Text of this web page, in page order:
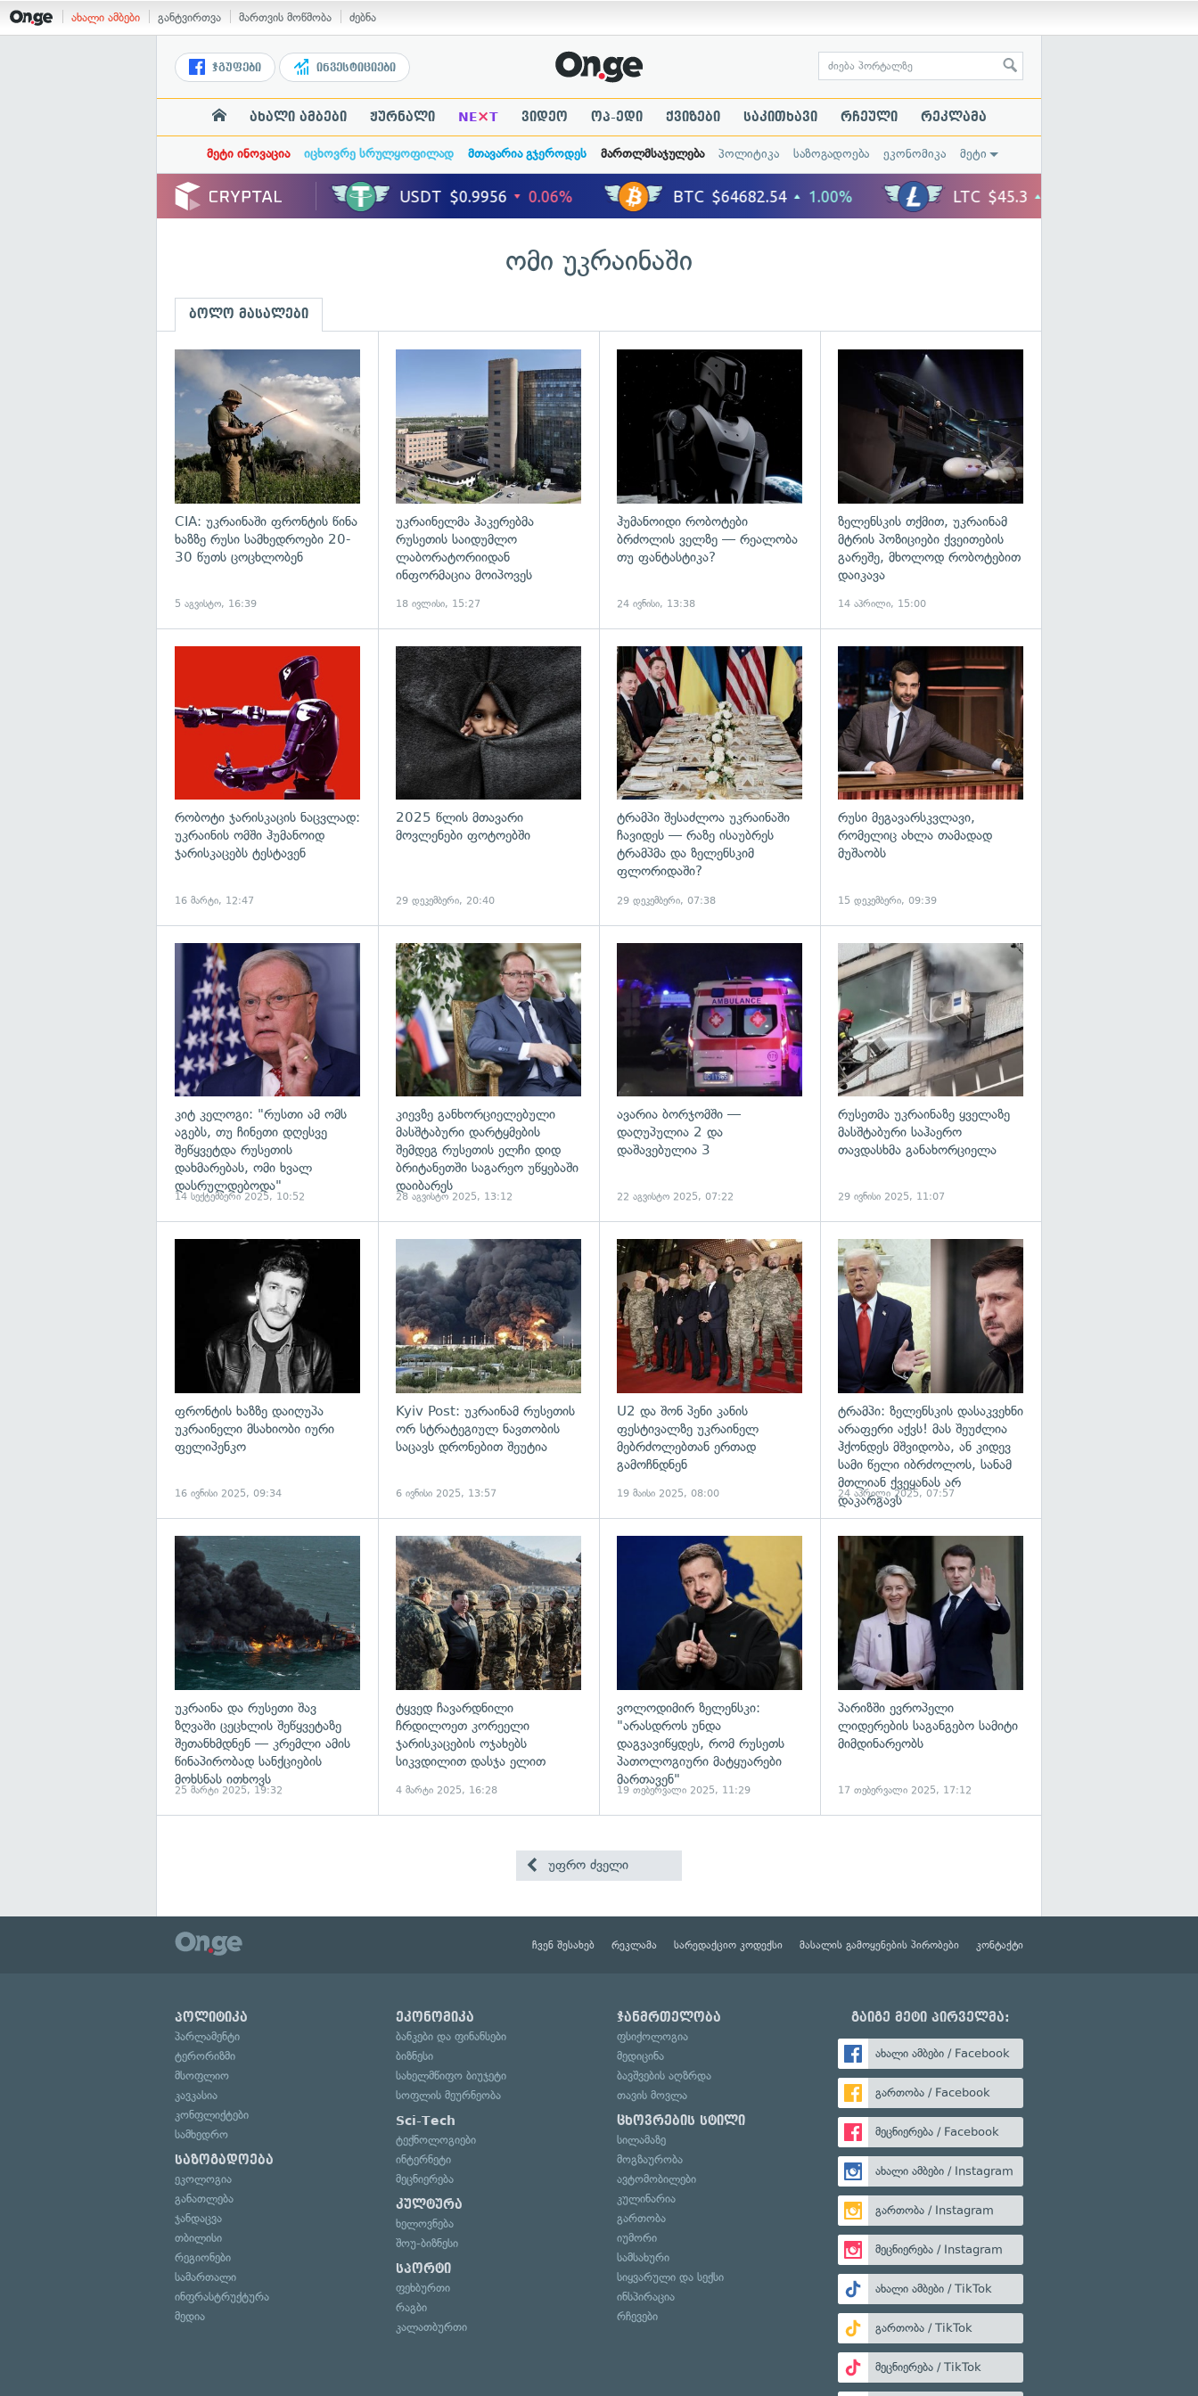
ახალი ამბები განტვირთვა მართვის მოწმობა ძებნა
ჯგუფები ინვესტიციები
ახალი ამბები ჟურნალი NE×T ვიდეო ოპ-ედი ქვიზები საკითხავი რჩეული რეკლამა
მეტი ინოვაცია იცხოვრე სრულყოფილად მთავარია გჯეროდეს მართლმსაჯულება პოლიტიკა საზოგადოება ეკონომიკა მეტი
ომი უკრაინაში
ბოლო მასალები
CIA: უკრაინაში ფრონტის წინა
ხაზზე რუსი სამხედროები 20-
30 წუთს ცოცხლობენ
5 აგვისტო, 16:39
გადახედვა
უკრაინელმა ჰაკერებმა
რუსეთის საიდუმლო
ლაბორატორიიდან
ინფორმაცია მოიპოვეს
18 ივლისი, 15:27
ჰუმანოიდი რობოტები
ბრძოლის ველზე — რეალობა
თუ ფანტასტიკა?
24 ივნისი, 13:38
ზელენსკის თქმით, უკრაინამ
მტრის პოზიციები ქვეითების
გარეშე, მხოლოდ რობოტებით
დაიკავა
14 აპრილი, 15:00
გადახედვა
რობოტი ჯარისკაცის ნაცვლად:
უკრაინის ომში ჰუმანოიდ
ჯარისკაცებს ტესტავენ
16 მარტი, 12:47
გადახედვა
2025 წლის მთავარი
მოვლენები ფოტოებში
29 დეკემბერი, 20:40
გადახედვა
ტრამპი შესაძლოა უკრაინაში
ჩავიდეს — რაზე ისაუბრეს
ტრამპმა და ზელენსკიმ
ფლორიდაში?
29 დეკემბერი, 07:38
რუსი მეგავარსკვლავი,
რომელიც ახლა თამადად
მუშაობს
15 დეკემბერი, 09:39
გადახედვა
კიტ კელოგი: "რუსთი ამ ომს
აგებს, თუ ჩინეთი დღესვე
შეწყვეტდა რუსეთის
დახმარებას, ომი ხვალ
დასრულდებოდა"
14 სექტემბერი 2025, 10:52
კიევზე განხორციელებული
მასშტაბური დარტყმების
შემდეგ რუსეთის ელჩი დიდ
ბრიტანეთში საგარეო უწყებაში
დაიბარეს
28 აგვისტო 2025, 13:12
გადახედვა
ავარია ბორჯომში —
დაღუპულია 2 და
დაშავებულია 3
22 აგვისტო 2025, 07:22
რუსეთმა უკრაინაზე ყველაზე
მასშტაბური საჰაერო
თავდასხმა განახორციელა
29 ივნისი 2025, 11:07
ფრონტის ხაზზე დაიღუპა
უკრაინელი მსახიობი იური
ფელიპენკო
16 ივნისი 2025, 09:34
გადახედვა
Kyiv Post: უკრაინამ რუსეთის
ორ სტრატეგიულ ნავთობის
საცავს დრონებით შეუტია
6 ივნისი 2025, 13:57
გადახედვა
U2 და შონ პენი კანის
ფესტივალზე უკრაინელ
მებრძოლებთან ერთად
გამოჩნდნენ
19 მაისი 2025, 08:00
ტრამპი: ზელენსკის დასაკვეხნი
არაფერი აქვს! მას შეუძლია
ჰქონდეს მშვიდობა, ან კიდევ
სამი წელი იბრძოლოს, სანამ
მთლიან ქვეყანას არ
დაკარგავს
24 აპრილი 2025, 07:57
გადახედვა
უკრაინა და რუსეთი შავ
ზღვაში ცეცხლის შეწყვეტაზე
შეთანხმდნენ — კრემლი ამის
წინაპირობად სანქციების
მოხსნას ითხოვს
25 მარტი 2025, 19:32
ტყვედ ჩავარდნილი
ჩრდილოეთ კორეელი
ჯარისკაცების ოჯახებს
სიკვდილით დასჯა ელით
4 მარტი 2025, 16:28
გადახედვა
ვოლოდიმირ ზელენსკი:
"არასდროს უნდა
დაგვავიწყდეს, რომ რუსეთს
პათოლოგიური მატყუარები
მართავენ"
19 თებერვალი 2025, 11:29
პარიზში ევროპელი
ლიდერების საგანგებო სამიტი
მიმდინარეობს
17 თებერვალი 2025, 17:12
უფრო ძველი
ჩვენ შესახებ რეკლამა სარედაქციო კოდექსი მასალის გამოყენების პირობები კონტაქტი
პოლიტიკა
პარლამენტი
ტერორიზმი
მსოფლიო
კავკასია
კონფლიქტები
სამხედრო
საზოგადოება
ეკოლოგია
განათლება
ჯანდაცვა
თბილისი
რეგიონები
სამართალი
ინფრასტრუქტურა
მედია
ეკონომიკა
ბანკები და ფინანსები
ბიზნესი
სახელმწიფო ბიუჯეტი
სოფლის მეურნეობა
Sci-Tech
ტექნოლოგიები
ინტერნეტი
მეცნიერება
კულტურა
ხელოვნება
შოუ-ბიზნესი
სპორტი
ფეხბურთი
რაგბი
კალათბურთი
ჯანმრთელობა
ფსიქოლოგია
მედიცინა
ბავშვების აღზრდა
თავის მოვლა
ცხოვრების სტილი
სილამაზე
მოგზაურობა
ავტომობილები
კულინარია
გართობა
იუმორი
სამსახური
სიყვარული და სექსი
ინსპირაცია
რჩევები
გაიგე მეტი პირველმა:
ახალი ამბები / Facebook
გართობა / Facebook
მეცნიერება / Facebook
ახალი ამბები / Instagram
გართობა / Instagram
მეცნიერება / Instagram
ახალი ამბები / TikTok
გართობა / TikTok
მეცნიერება / TikTok